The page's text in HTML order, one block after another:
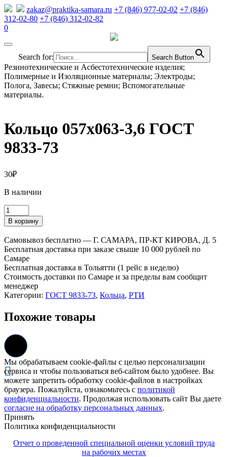
zakaz@praktika-samara.ru +7 (846) 977-02-02 +7 (846)
312-02-80 +7 (846) 312-02-82
0
Search for: Search Button
Резинотехнические и Асбестотехнические изделия;
Полимерные и Изоляционные материалы; Электроды;
Полога, Завесы; Стяжные ремни; Вспомогательные
материалы.
Кольцо 057х063-3,6 ГОСТ
9833-73
30₽
В наличии
Количество
товара
Кольцо
057х063-
3,6
ГОСТ
9833-
73
В корзину
Самовывоз бесплатно — Г. САМАРА, ПР-КТ КИРОВА, Д. 5
Бесплатная доставка при заказе свыше 10 000 рублей по
Самаре
Бесплатная доставка в Тольятти (1 рейс в неделю)
Стоимость доставки по Самаре и за пределы вам сообщит
менеджер
Категории: ГОСТ 9833-73, Кольца, РТИ
Похожие товары
Мы обрабатываем cookie-файлы с целью персонализации
сервиса и чтобы пользоваться веб-сайтом было удобнее. Вы
можете запретить обработку cookie-файлов в настройках
браузера. Пожалуйста, ознакомьтесь с политикой
конфиденциальности. Продолжая использовать сайт Вы даете
согласие на обработку персональных данных.
Принять
Политика конфиденциальности
Отчет о проведенной специальной оценки условий труда
на рабочих местах